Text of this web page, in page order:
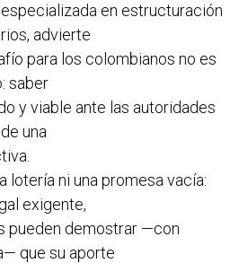
en estructuración
advierte
para los colombianos no es
saber
y viable ante las autoridades
una
lotería ni una promesa vacía:
exigente,
pueden demostrar —con
que su aporte